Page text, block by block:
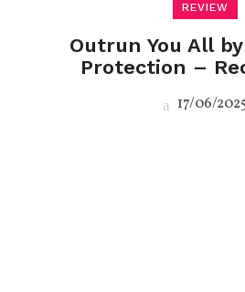
REVIEW
Outrun You All
Protection –
17/06/